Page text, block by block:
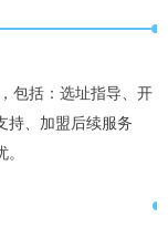
包括：选址指导、开
持、加盟后续服务